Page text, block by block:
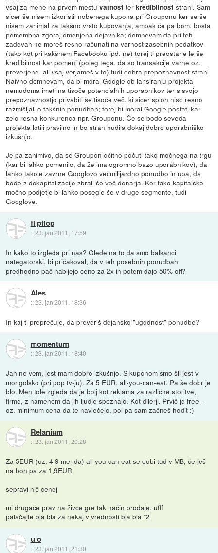
vsaj za mene na prvem mestuvarnost terkredibilnost strani. Sam
sicer še nisem izkoristil nobenega kupona pri Grouponu ker se še
nisem zanimal za takšno vrsto kupovanja, ampak če pa bom, bosta
pomembna zgoraj omenjena dejavnika; domnevam da pri teh
zadevah ne moreš resno računati na varnost zasebnih podatkov
(tako kot pri kakšnem Facebooku ipd. ne) torej ti preostane le še
kredibilnost kar pomeni (poleg tega, da so transakcije varne oz.
preverjene, ali vsaj verjameš v to) tudi dobra prepoznavnost strani.
Naivno domnevam, da bi moral Google ob lansiranju projekta
nemudoma imeti na tisoče potencialnih uporabnikov ter s svojo
prepoznavnostjo privabiti še tisoče več, ki sicer sploh niso resno
razmišljali o takšnih ponudbah; torej bi moral Google postati kar
zelo resna konkurenca npr. Grouponu. Če se bodo seveda
projekta lotili pravilno in bo stran nudila dokaj dobro uporabniško
izkušnjo.
Je pa zanimivo, da se Groupon očitno počuti tako močnega na trgu
(kar bi lahko pomenilo, da že ima ogromno bazo uporabnikov), da
lahko takole zavrne Googlovo večmilijardno ponudbo in upa, da
bodo z dokapitalizacijo zbrali še več denarja. Ker tako kapitalsko
močno podjetje bi lahko posegle še v druge segmente, tudi
Googlove.
flipflop
::23. jan 2011, 17:59
In kako to izgleda pri nas? Glede na to da smo balkanci
nategatorski, bi pričakoval, da v teh posebnih ponudbah
predhodno pač nabijejo ceno za 2x in potem dajo 50% off?
Ales
::23. jan 2011, 18:36
In kaj ti preprečuje, da preveriš dejansko "ugodnost" ponudbe?
momentum
::23. jan 2011, 18:40
Jah ne vem, jest mam dobro izkušnjo. S kuponom smo šli jest v
mongolsko (pri pop tv-ju). Za 5 EUR, all-you-can-eat. Pa še dobr je
blo. Men tole zgleda da je bolj kot reklama za različne storitve,
firme, z namenom da jih ljudje spoznajo. Kot dilerji. Prvič je free -
oz. minimum cena da te navlečejo, pol pa sam začneš hodit :)
Relanium
::23. jan 2011, 20:28
Za 5EUR (oz. 4,9 menda) all you can eat se dobi tud v MB, če ješ
na bon pa za 1,9EUR
sepravi nič cenej
mi drugače prav na živce gre tak način prodaje, ufff
palačajte bla bla za nekaj v vrednosti bla bla *2
uio
::23. jan 2011, 21:30